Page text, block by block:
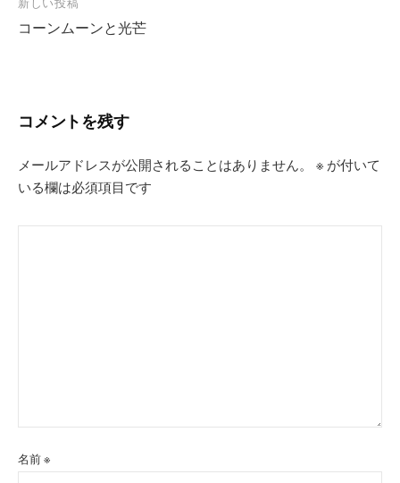
ビ
ョ
コーンムーンと光芒
コメントを残す
メールアドレスが公開されることはありません。 ※ が付いて
いる欄は必須項目です
名前※